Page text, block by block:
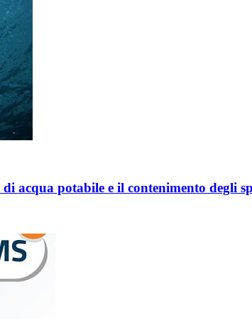
acqua potabile e il contenimento degli